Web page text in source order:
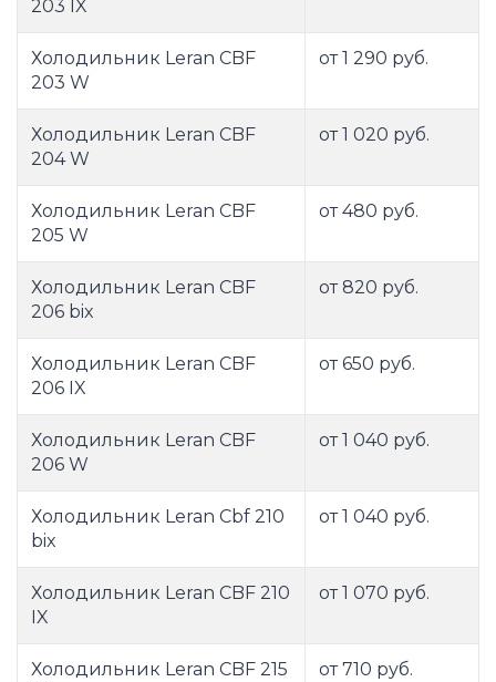
203 IX
Холодильник Leran CBF
203 W
от 1 290 руб.
Холодильник Leran CBF
204 W
от 1 020 руб.
Холодильник Leran CBF
205 W
от 480 руб.
Холодильник Leran CBF
206 bix
от 820 руб.
Холодильник Leran CBF
206 IX
от 650 руб.
Холодильник Leran CBF
206 W
от 1 040 руб.
Холодильник Leran Cbf 210
bix
от 1 040 руб.
Холодильник Leran CBF 210
IX
от 1 070 руб.
Холодильник Leran CBF 215
от 710 руб.